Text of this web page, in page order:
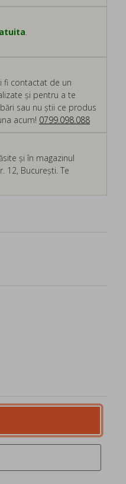
fi contactat de un
și pentru a te
sau nu știi ce produs
acum! 0799.098.088
.
și în magazinul
12, București. Te